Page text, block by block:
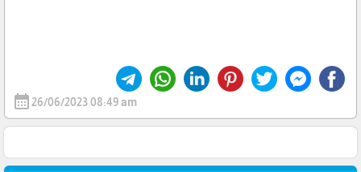
calendar_month26/06/2023 08:49 am